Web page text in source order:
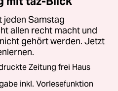
jeden Samstag
allen recht macht und
gehört werden. Jetzt
Zeitung frei Haus
inkl. Vorlesefunktion